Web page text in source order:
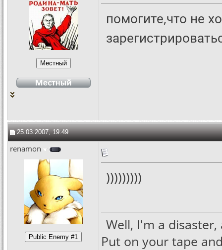
помогите,что не
25.03.2007, 19:49
renamon
)))))))))
Well, I'm a
Put on your tape